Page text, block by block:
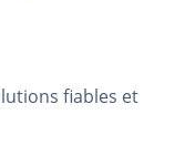
fiables et